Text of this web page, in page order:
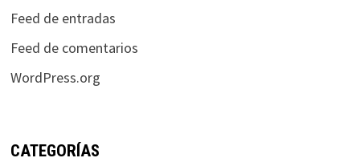
Feed de entradas
Feed de comentarios
WordPress.org
CATEGORÍAS